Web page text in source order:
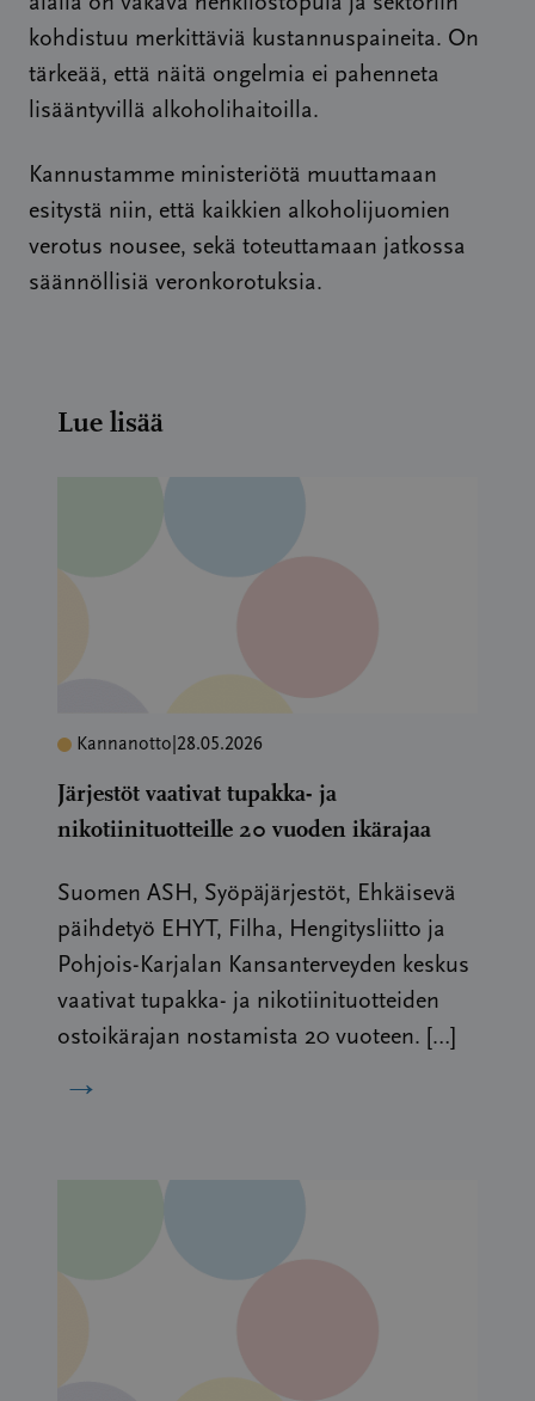
kohdistuu merkittäviä kustannuspaineita. On
tärkeää, että näitä ongelmia ei pahenneta
lisääntyvillä alkoholihaitoilla.
Kannustamme ministeriötä muuttamaan
esitystä niin, että kaikkien alkoholijuomien
verotus nousee, sekä toteuttamaan jatkossa
säännöllisiä veronkorotuksia.
Lue lisää
Kannanotto 28.05.2026
Järjestöt vaativat tupakka- ja
nikotiinituotteille 20 vuoden ikärajaa
Suomen ASH, Syöpäjärjestöt, Ehkäisevä
päihdetyö EHYT, Filha, Hengitysliitto ja
Pohjois-Karjalan Kansanterveyden keskus
vaativat tupakka- ja nikotiinituotteiden
ostoikärajan nostamista 20 vuoteen. […]
→